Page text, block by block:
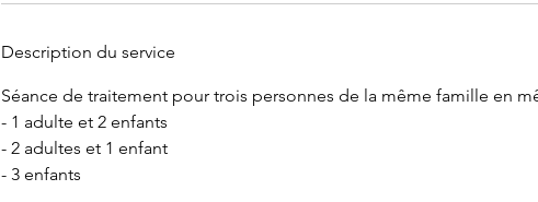
Description du service
Séance de traitement pour trois personnes de la même famille en
- 1 adulte et 2 enfants
- 2 adultes et 1 enfant
- 3 enfants